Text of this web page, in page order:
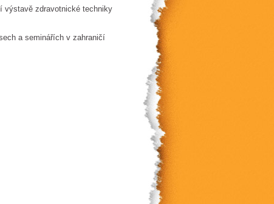
výstavě zdravotnické techniky
a seminářích v zahraničí